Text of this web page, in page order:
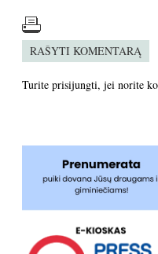
RAŠYTI KOMENTARĄ
Turite prisijungti, jei norite